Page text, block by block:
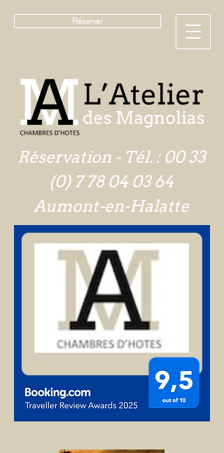
Réserver
Réservation - Tél. : 00 33
(0) 7 78 04 03 64
Aumont-en-Halatte